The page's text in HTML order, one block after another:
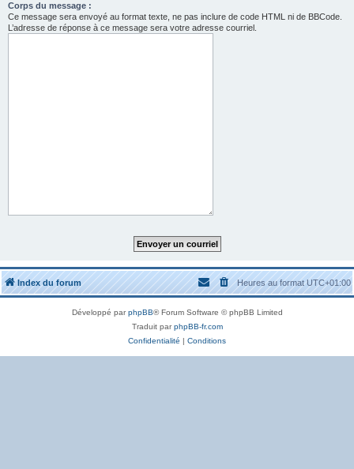
Corps du message :
Ce message sera envoyé au format texte, ne pas inclure de code HTML ni de BBCode.
L’adresse de réponse à ce message sera votre adresse courriel.
Index du forum Heures au formatUTC+01:00
Développé parphpBB® Forum Software © phpBB Limited
Traduit parphpBB-fr.com
Confidentialité | Conditions